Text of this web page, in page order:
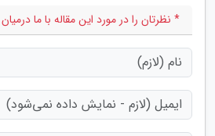
* نظرتان را در مورد این مقاله با ما